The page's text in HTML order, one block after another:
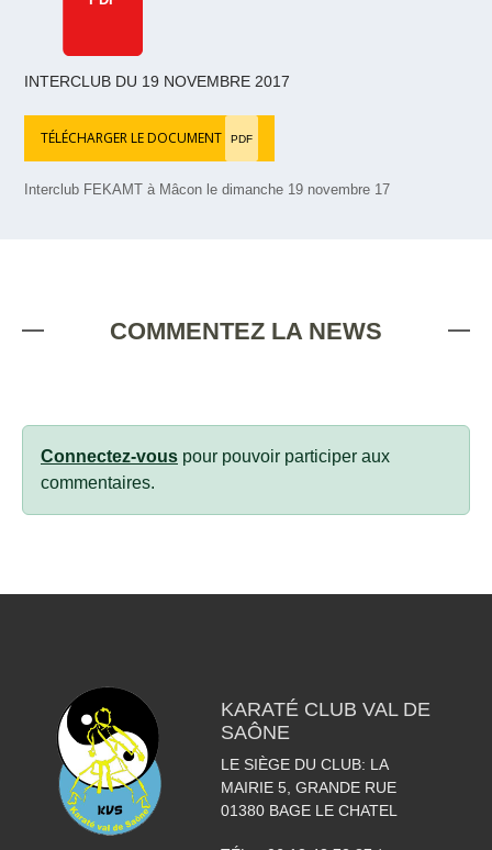
INTERCLUB DU 19 NOVEMBRE 2017
TÉLÉCHARGER LE DOCUMENT PDF
Interclub FEKAMT à Mâcon le dimanche 19 novembre 17
COMMENTEZ LA NEWS
Connectez-vous pour pouvoir participer aux
commentaires.
KARATÉ CLUB VAL DE
SAÔNE
LE SIÈGE DU CLUB: LA
MAIRIE 5, GRANDE RUE
01380 BAGE LE CHATEL